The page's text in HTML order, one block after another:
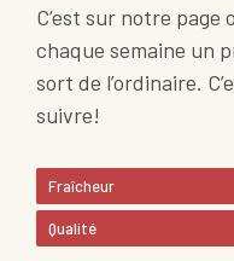
C’est sur notre
chaque semaine un
sort de l’ordinaire.
suivre!
Fraîcheur
Qualité